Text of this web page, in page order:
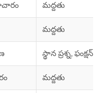
మద్దతు
మద్దతు
స్థాన ప్రశ్న, ఫంక్షన్
మద్దతు